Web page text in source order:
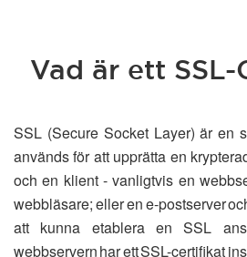
Vad är ett
SSL (Secure Socket Layer) är en
används för att upprätta en
och en klient - vanligtvis en
webbläsare; eller en e-postserver
att kunna etablera en SSL
webbservern har ett SSL-certifikat